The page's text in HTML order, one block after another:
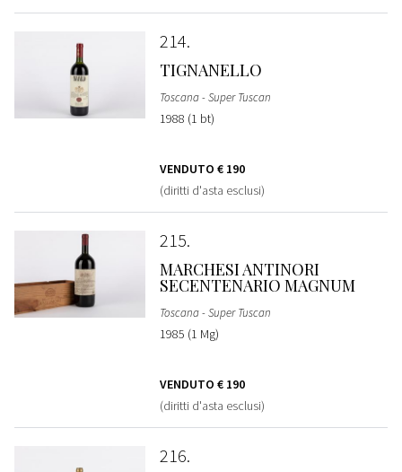
214
TIGNANELLO
Toscana - Super Tuscan
1988 (1 bt)
VENDUTO € 190
(diritti d'asta esclusi)
215
MARCHESI ANTINORI
SECENTENARIO MAGNUM
Toscana - Super Tuscan
1985 (1 Mg)
VENDUTO € 190
(diritti d'asta esclusi)
216